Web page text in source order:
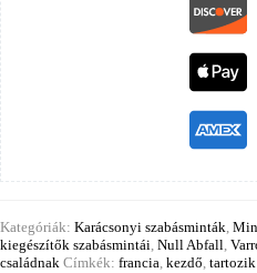
Kategóriák: Karácsonyi szabásminták
kiegészítők szabásmintái Null Abfall
családnak Címkék: francia kezdő tartozik